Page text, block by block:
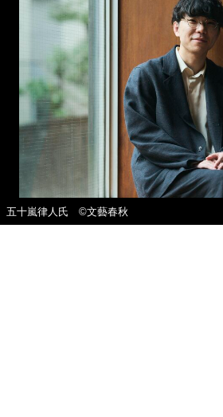
五十嵐律人氏 ©文藝春秋